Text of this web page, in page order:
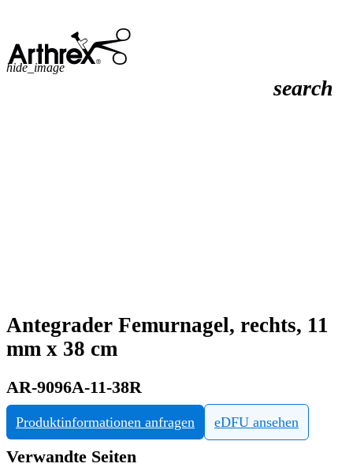
search
hide_image
Antegrader Femurnagel, rechts, 11
mm x 38 cm
AR-9096A-11-38R
Produktinformationen anfragen eDFU ansehen
Verwandte Seiten